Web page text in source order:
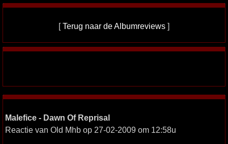
[Terug naar de Albumreviews ]
Malefice - Dawn Of Reprisal
Reactie van Old Mhb op 27-02-2009 om 12:58u